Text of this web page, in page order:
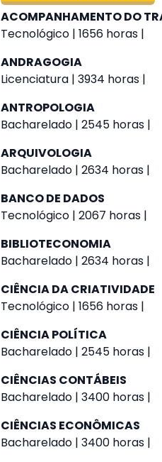
ACOMPANHAMENTO DO
Tecnológico | 1656 horas |
ANDRAGOGIA
Licenciatura | 3934 horas |
ANTROPOLOGIA
Bacharelado | 2545 horas |
ARQUIVOLOGIA
Bacharelado | 2634 horas |
BANCO DE DADOS
Tecnológico | 2067 horas |
BIBLIOTECONOMIA
Bacharelado | 2634 horas |
CIÊNCIA DA CRIATIVIDADE
Tecnológico | 1656 horas |
CIÊNCIA POLÍTICA
Bacharelado | 2545 horas |
CIÊNCIAS CONTÁBEIS
Bacharelado | 3400 horas |
CIÊNCIAS ECONÔMICAS
Bacharelado | 3400 horas |